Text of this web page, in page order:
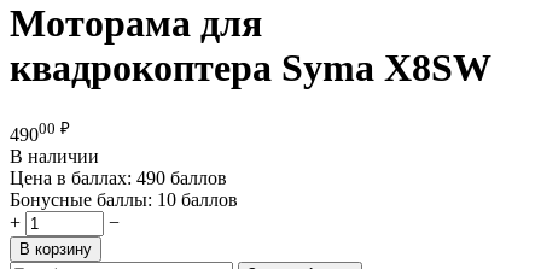
Моторама для
квадрокоптера Syma X8SW
49000 ₽
В наличии
Цена в баллах: 490 баллов
Бонусные баллы: 10 баллов
+
−
В корзину